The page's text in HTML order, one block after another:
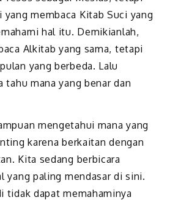
yang membaca Kitab Suci yang
hal itu. Demikianlah,
Alkitab yang sama, tetapi
yang berbeda. Lalu
tahu mana yang benar dan
mengetahui mana yang
karena berkaitan dengan
Kita sedang berbicara
yang paling mendasar di sini.
tidak dapat memahaminya